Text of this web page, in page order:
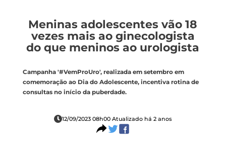
Meninas adolescentes vão 18
vezes mais ao ginecologista
do que meninos ao urologista
Campanha '#VemProUro', realizada em setembro em
comemoração ao Dia do Adolescente, incentiva rotina de
consultas no início da puberdade.
12/09/2023 08h00 Atualizado há 2 anos